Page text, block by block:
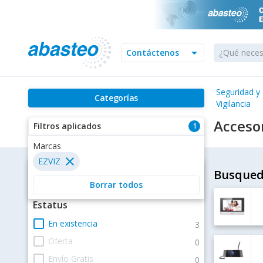
arrow_drop_down
Contáctenos
Categorías
Seguridad y
Vigilancia
1
Filtros aplicados
Filtros
Estatus
check_box_outline_blank En existencia 3
check_box_outline_blank Oferta 0
check_box_outline_blank Envío Gratis 0